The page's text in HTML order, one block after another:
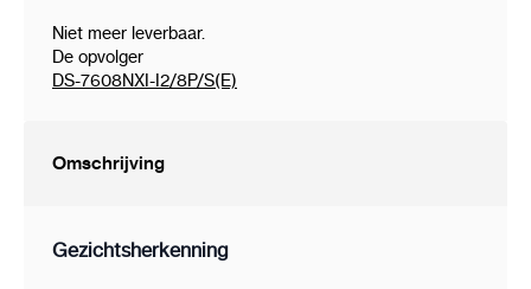
Niet meer leverbaar.
De opvolger
DS-7608NXI-I2/8P/S(E)
Omschrijving
Gezichtsherkenning